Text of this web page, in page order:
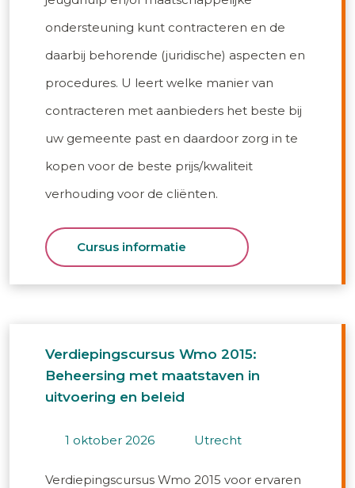
ondersteuning kunt contracteren en de
daarbij behorende (juridische) aspecten en
procedures. U leert welke manier van
contracteren met aanbieders het beste bij
uw gemeente past en daardoor zorg in te
kopen voor de beste prijs/kwaliteit
verhouding voor de cliënten.
Cursus informatie
Verdiepingscursus Wmo 2015:
Beheersing met maatstaven in
uitvoering en beleid
1 oktober 2026 utrecht
Verdiepingscursus Wmo 2015 voor ervaren